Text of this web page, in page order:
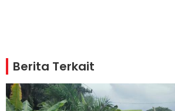
Berita Terkait